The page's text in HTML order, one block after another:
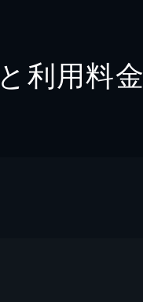
利用料金